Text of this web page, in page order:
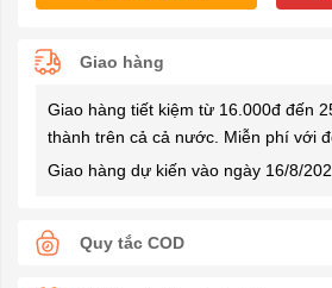
Giao hàng
Giao hàng tiết kiệm từ 16.000đ đến
thành trên cả cả nước. Miễn phí với
Giao hàng dự kiến vào ngày 16/8/
Quy tắc COD